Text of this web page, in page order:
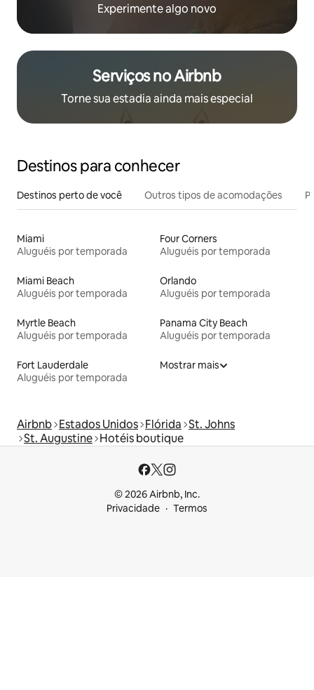
Experimente algo novo
Serviços no Airbnb
Torne sua estadia ainda mais especial
Destinos para conhecer
Destinos perto de você Outros tipos de acomodações
Miami
Aluguéis por temporada
Four Corners
Aluguéis por temporada
Miami Beach
Aluguéis por temporada
Orlando
Aluguéis por temporada
Myrtle Beach
Aluguéis por temporada
Panama City Beach
Aluguéis por temporada
Fort Lauderdale
Aluguéis por temporada
Mostrar mais
Airbnb Estados Unidos Flórida St. Johns
St. Augustine Hotéis boutique
© 2026 Airbnb, Inc.
Privacidade
Termos